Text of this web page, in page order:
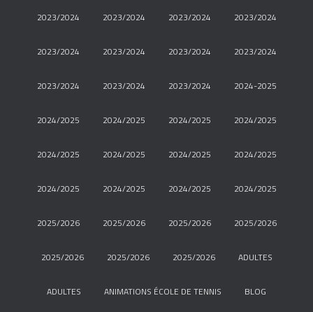
2023/2024 2023/2024 2023/2024 2023/2024
2023/2024 2023/2024 2023/2024 2023/2024
2023/2024 2023/2024 2023/2024 2024-2025
2024/2025 2024/2025 2024/2025 2024/2025
2024/2025 2024/2025 2024/2025 2024/2025
2024/2025 2024/2025 2024/2025 2024/2025
2025/2026 2025/2026 2025/2026 2025/2026
2025/2026 2025/2026 2025/2026 ADULTES
ADULTES ANIMATIONS ÉCOLE DE TENNIS BLOG